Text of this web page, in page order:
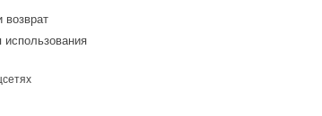
использования